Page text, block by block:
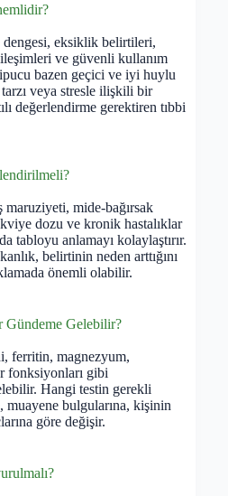
eksiklik belirtileri,
ve güvenli kullanım
bazen geçici ve iyi huylu
veya stresle ilişkili bir
değerlendirme gerektiren tıbbi
maruziyeti, mide-bağırsak
dozu ve kronik hastalıklar
tabloyu anlamayı kolaylaştırır.
belirtinin neden arttığını
önemli olabilir.
Gündeme Gelebilir?
ferritin, magnezyum,
fonksiyonları gibi
Hangi testin gerekli
bulgularına, kişinin
göre değişir.